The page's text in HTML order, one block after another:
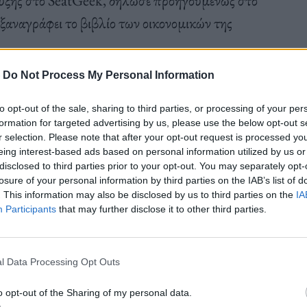
Do Not Process My Personal Information
opt-out of the sale, sharing to third parties, or processing of your
for targeted advertising by us, please use the below opt-out
selection. Please note that after your opt-out request is processed
interest-based ads based on personal information utilized by us
to third parties prior to your opt-out. You may separately
of your personal information by third parties on the IAB’s list of
This information may also be disclosed by us to third parties on the
Participants that may further disclose it to other third parties.
Data Processing Opt Outs
opt-out of the Sharing of my personal data.
το βιβλίο των οικονομικών της
φαινόμενο”, δήλωσε ο Leyden.
Super Bowl, αλλά και σε τοπικές
πρεμιέρας της, η ταινία συναυλιών της ποπ
περίπου 96 εκατομμύρια δολάρια στο
καθιστώντας την την ταινία συναυλίας με τα
πρεμιέρας, σύμφωνα με την AMC.